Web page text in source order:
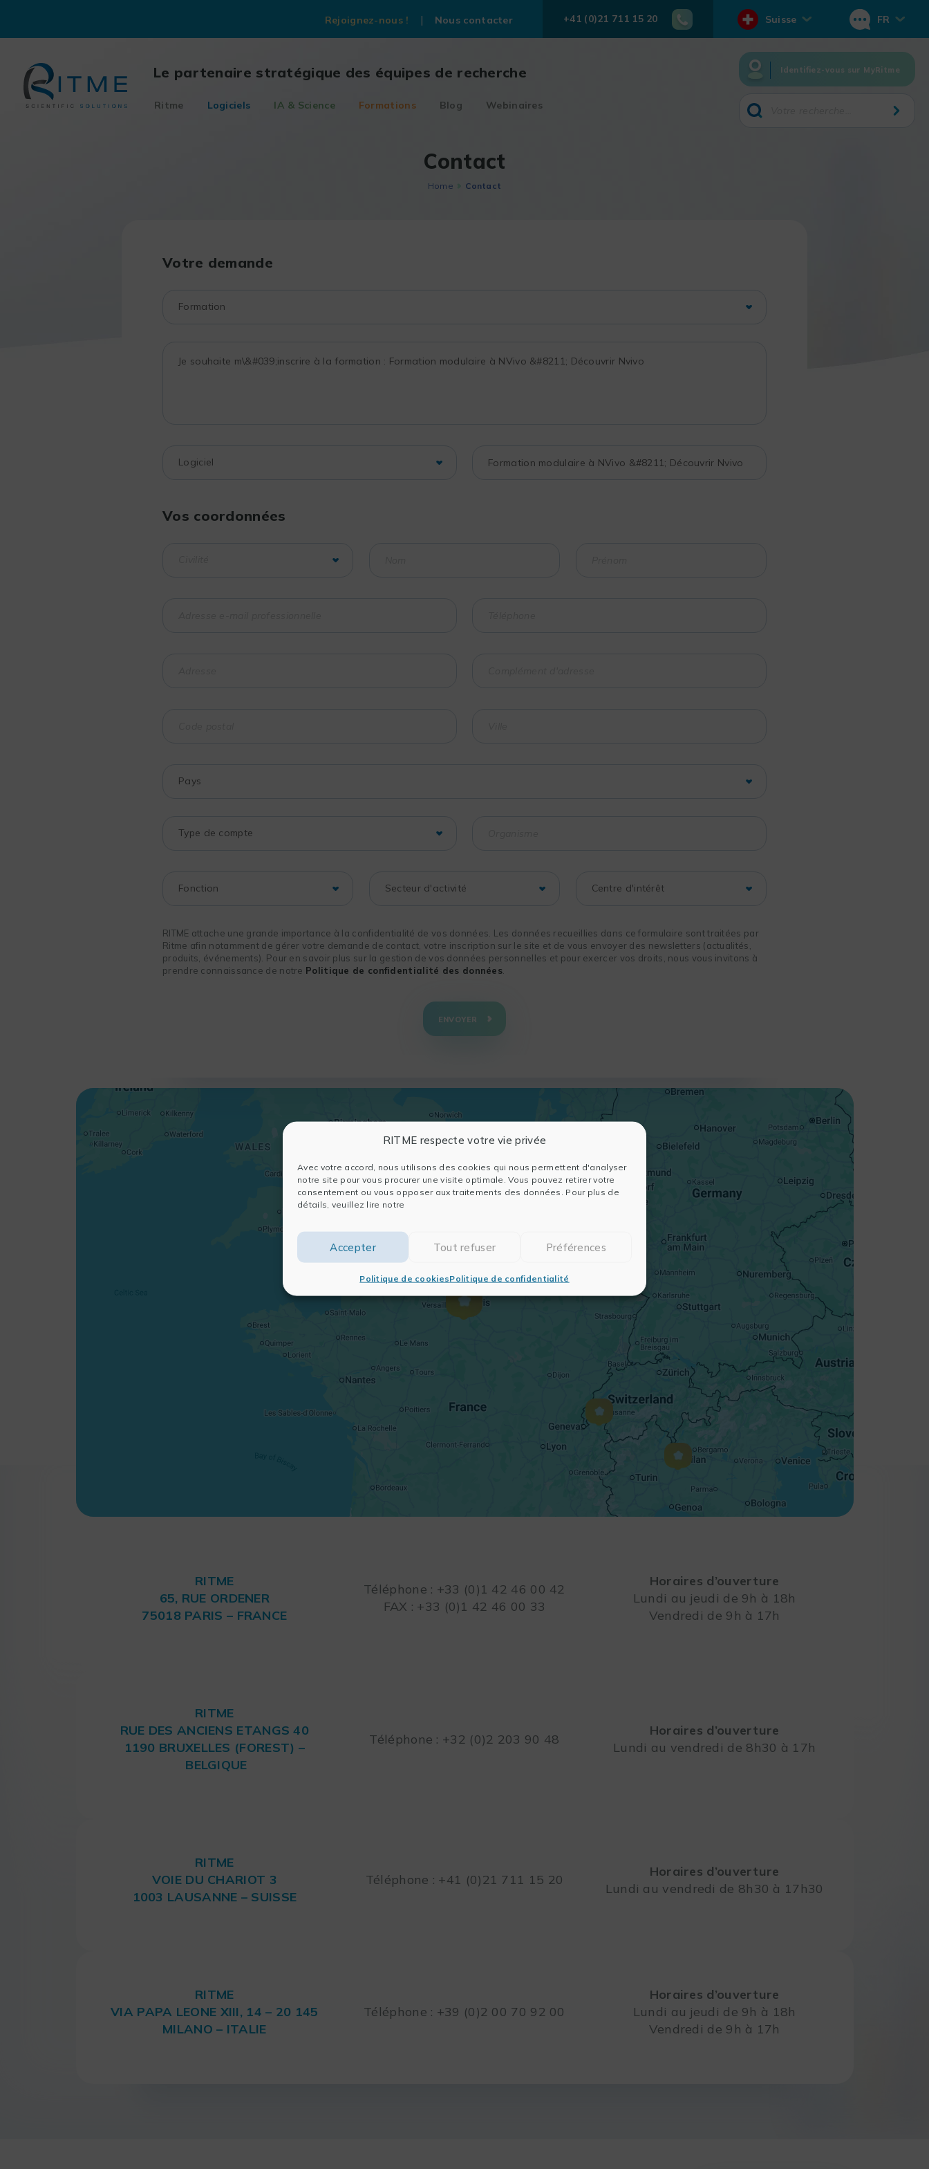
RITME respecte votre vie privée
Avec votre accord, nous utilisons des cookies qui nous permettent d'analyser
notre site pour vous procurer une visite optimale. Vous pouvez retirer votre
consentement ou vous opposer aux traitements des données. Pour plus de
détails, veuillez lire notre
Accepter Tout refuser Préférences
Politique de cookiesPolitique de confidentialité
content
Rejoignez-nous ! Nous contacter +41 (0)21 711 15 20 Suisse FR
Le partenaire stratégique des équipes de recherche
Ritme Logiciels IA & Science Formations Blog Webinaires
Identifiez-vous sur MyRitme
Contact
Home Contact
Votre demande
Vos coordonnées
RITME attache une grande importance à la confidentialité de vos données. Les données recueillies dans ce formulaire sont traitées par
Ritme afin notamment de gérer votre demande de contact, votre inscription sur le site et de vous envoyer des newsletters (actualités,
produits, événements). Pour en savoir plus sur la gestion de vos données personnelles et pour exercer vos droits, nous vous invitons à
prendre connaissance de notre Politique de confidentialité des données
ENVOYER
RITME
65, RUE ORDENER
75018 PARIS – FRANCE
Téléphone : +33 (0)1 42 46 00 42
FAX : +33 (0)1 42 46 00 33
Horaires d’ouverture
Lundi au jeudi de 9h à 18h
Vendredi de 9h à 17h
RITME
RUE DES ANCIENS ETANGS 40
1190 BRUXELLES (FOREST) –
BELGIQUE
Téléphone : +32 (0)2 203 90 48
Horaires d’ouverture
Lundi au vendredi de 8h30 à 17h
RITME
VOIE DU CHARIOT 3
1003 LAUSANNE – SUISSE
Téléphone : +41 (0)21 711 15 20
Horaires d’ouverture
Lundi au vendredi de 8h30 à 17h30
RITME
VIA PAPA LEONE XIII, 14 – 20 145
MILANO – ITALIE
Téléphone : +39 (0)2 00 70 92 00
Horaires d’ouverture
Lundi au jeudi de 9h à 18h
Vendredi de 9h à 17h